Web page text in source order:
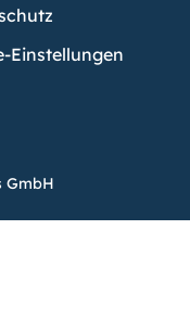
Einstellungen
GmbH